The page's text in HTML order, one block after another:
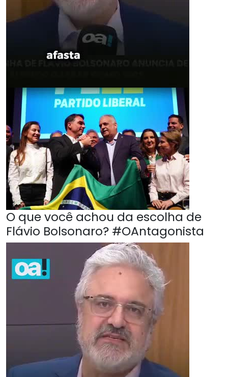
O que você achou da escolha de
Flávio Bolsonaro? #OAntagonista